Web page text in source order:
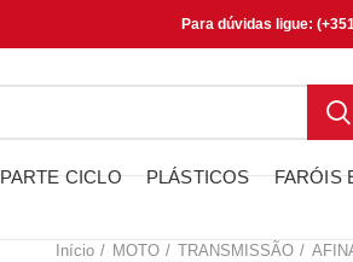
Para dúvidas ligue:
PARTE CICLO PLÁSTICOS FARÓIS
Início MOTO TRANSMISSÃO